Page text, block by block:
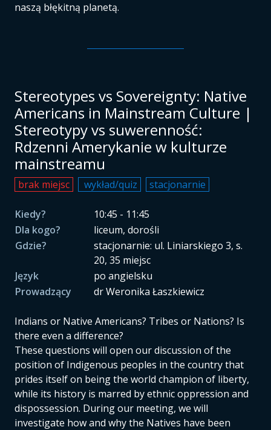
naszą błękitną planetą.
Stereotypes vs Sovereignty: Native
Americans in Mainstream Culture |
Stereotypy vs suwerenność:
Rdzenni Amerykanie w kulturze
mainstreamu
brak miejsc wykład/quiz stacjonarnie
Kiedy?
10:45 - 11:45
Dla kogo?
liceum, dorośli
Gdzie?
stacjonarnie: ul. Liniarskiego 3, s.
20, 35 miejsc
Język
po angielsku
Prowadzący
dr Weronika Łaszkiewicz
Indians or Native Americans? Tribes or Nations? Is
there even a difference?
These questions will open our discussion of the
position of Indigenous peoples in the country that
prides itself on being the world champion of liberty,
while its history is marred by ethnic oppression and
dispossession. During our meeting, we will
investigate how and why the Natives have been